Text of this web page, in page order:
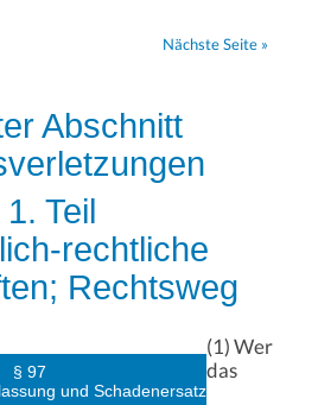
Nächste Seite »
Abschnitt
1. Teil
rechtliche
Rechtsweg
§ 97
und Schadenersatz
(1) Wer
das